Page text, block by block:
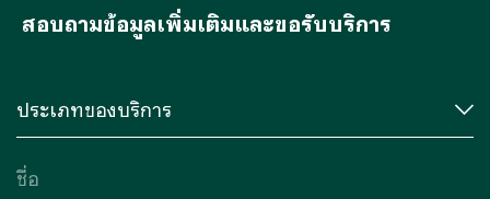
สอบถามข้อมูลเพิ่มเติมและขอรับบริการ